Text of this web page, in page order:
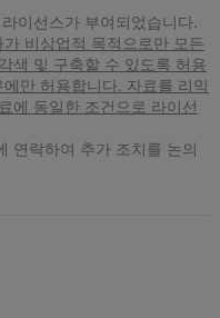
이선스가 부여되었습니다.
비상업적 목적으로만 모든
색 및 구축할 수 있도록 허용
만 허용합니다. 자료를 리믹
에 동일한 조건으로 라이선
연락하여 추가 조치를 논의